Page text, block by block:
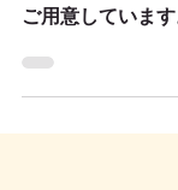
chibitoでは、お
ご用意しています。 この吉祥文様は古
ら縁起が良いと